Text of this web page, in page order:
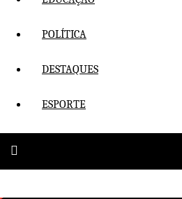
POLÍTICA
DESTAQUES
ESPORTE